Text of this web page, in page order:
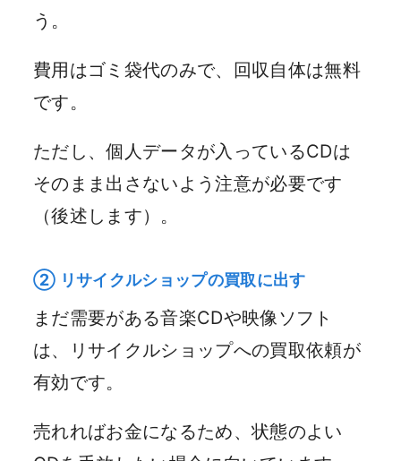
う。
費用はゴミ袋代のみで、回収自体は無料
です。
ただし、個人データが入っているCDは
そのまま出さないよう注意が必要です
（後述します）。
② リサイクルショップの買取に出す
まだ需要がある音楽CDや映像ソフト
は、リサイクルショップへの買取依頼が
有効です。
売れればお金になるため、状態のよい